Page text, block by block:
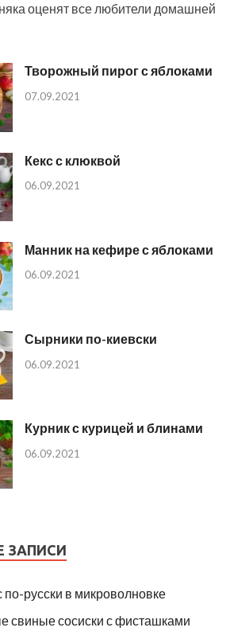
оценят все любители домашней
Творожный пирог с яблоками
07.09.2021
Кекс с клюквой
06.09.2021
Манник на кефире с яблоками
06.09.2021
Сырники по-киевски
06.09.2021
Курник с курицей и блинами
06.09.2021
ЗАПИСИ
по-русски в микроволновке
свиные сосиски с фисташками